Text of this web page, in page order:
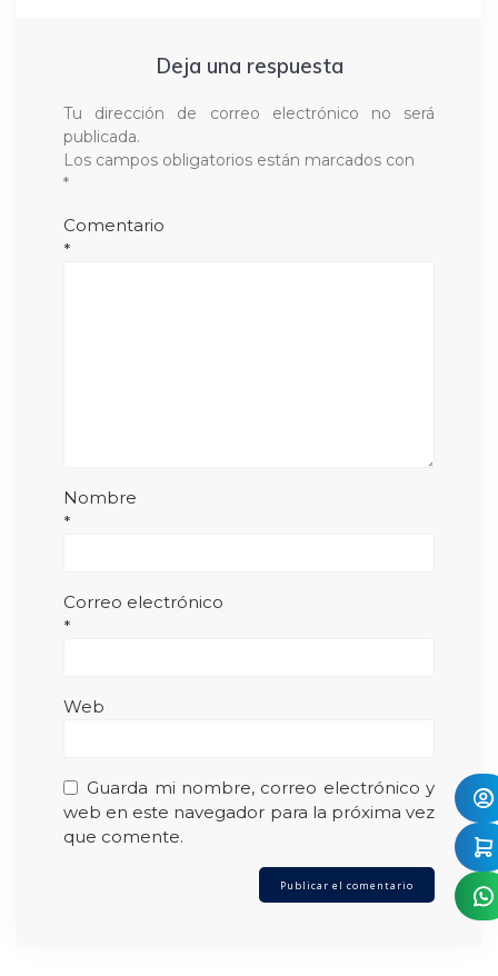
Deja una respuesta
Tu dirección de correo electrónico no será
publicada.
Los campos obligatorios están marcados con
*
Comentario
*
Nombre
*
Correo electrónico
*
Web
Guarda mi nombre, correo electrónico y
web en este navegador para la próxima vez
que comente.